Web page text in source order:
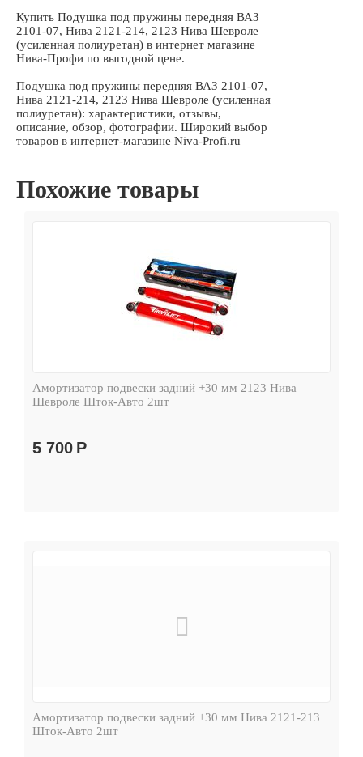
Купить Подушка под пружины передняя ВАЗ
2101-07, Нива 2121-214, 2123 Нива Шевроле
(усиленная полиуретан) в интернет магазине
Нива-Профи по выгодной цене.
Подушка под пружины передняя ВАЗ 2101-07,
Нива 2121-214, 2123 Нива Шевроле (усиленная
полиуретан): характеристики, отзывы,
описание, обзор, фотографии. Широкий выбор
товаров в интернет-магазине Niva-Profi.ru
Похожие товары
Амортизатор подвески задний +30 мм 2123 Нива
Шевроле Шток-Авто 2шт
5 700 Р
Амортизатор подвески задний +30 мм Нива 2121-213
Шток-Авто 2шт